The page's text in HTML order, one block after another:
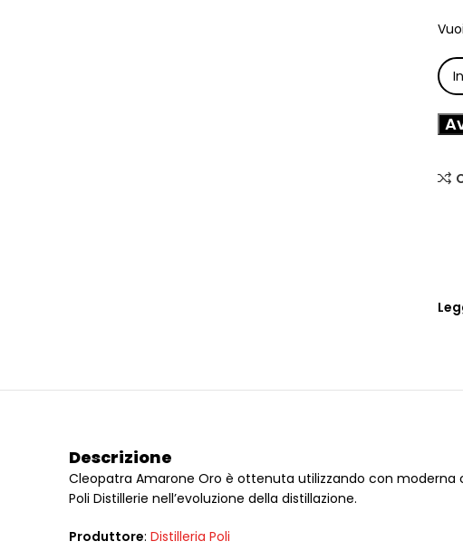
Descrizione
Cleopatra Amarone Oro è ottenuta utilizzando con
Poli Distillerie nell’evoluzione della distillazione.
Produttore: Distilleria Poli